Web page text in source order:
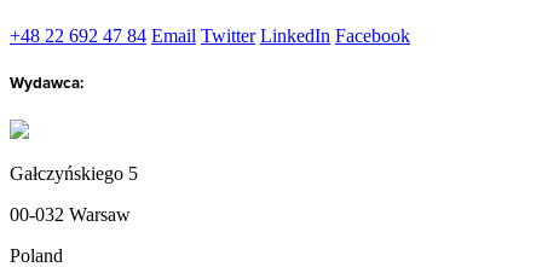
+48 22 692 47 84 Email Twitter LinkedIn Facebook
Wydawca:
Gałczyńskiego 5
00-032 Warsaw
Poland